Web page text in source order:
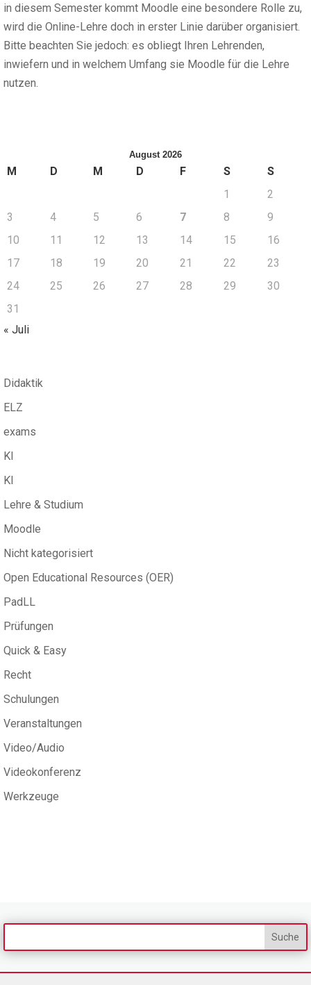
in diesem Semester kommt Moodle eine besondere Rolle zu,
wird die Online-Lehre doch in erster Linie darüber organisiert.
Bitte beachten Sie jedoch: es obliegt Ihren Lehrenden,
inwiefern und in welchem Umfang sie Moodle für die Lehre
nutzen.
August 2026
M D M D F S
S
1
2
3
4 5 6 7 8
9
10
11 12 13 14 15
16
17
18 19 20 21 22
23
24
25 26 27 28 29
30
31
« Juli
Didaktik
ELZ
exams
KI
KI
Lehre & Studium
Moodle
Nicht kategorisiert
Open Educational Resources (OER)
PadLL
Prüfungen
Quick & Easy
Recht
Schulungen
Veranstaltungen
Video/Audio
Videokonferenz
Werkzeuge